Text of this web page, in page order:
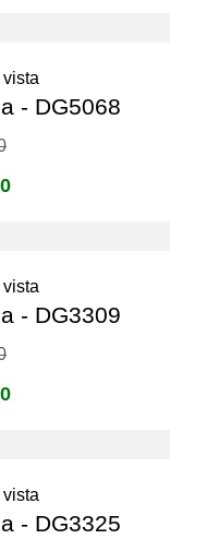
- DG5068
- DG3309
- DG3325